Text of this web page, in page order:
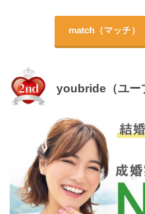
match（マッチ）
youbride（ユー